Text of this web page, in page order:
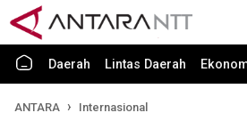
Daerah Lintas Daerah
ANTARA Internasional